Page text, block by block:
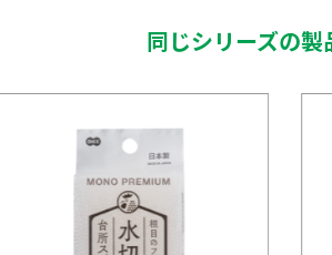
同じシリーズの製